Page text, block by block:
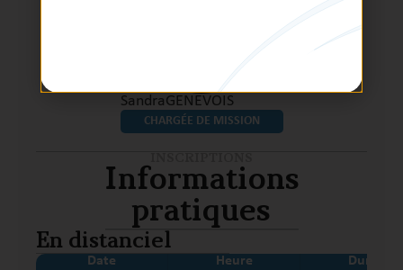
SandraGENEVOIS
CHARGÉE DE MISSION
Informations
pratiques
En distanciel
Date Heure Durée